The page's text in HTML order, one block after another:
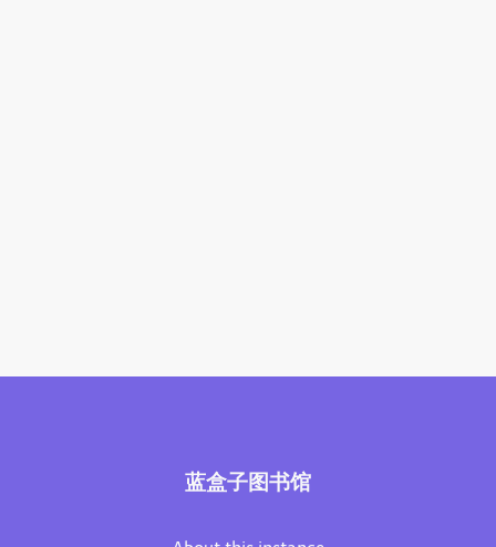
蓝盒子图书馆